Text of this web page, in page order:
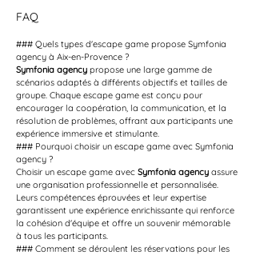
FAQ
### Quels types d'escape game propose Symfonia
agency à Aix-en-Provence ?
Symfonia agency propose une large gamme de
scénarios adaptés à différents objectifs et tailles de
groupe. Chaque escape game est conçu pour
encourager la coopération, la communication, et la
résolution de problèmes, offrant aux participants une
expérience immersive et stimulante.
### Pourquoi choisir un escape game avec Symfonia
agency ?
Choisir un escape game avec Symfonia agency assure
une organisation professionnelle et personnalisée.
Leurs compétences éprouvées et leur expertise
garantissent une expérience enrichissante qui renforce
la cohésion d'équipe et offre un souvenir mémorable
à tous les participants.
### Comment se déroulent les réservations pour les